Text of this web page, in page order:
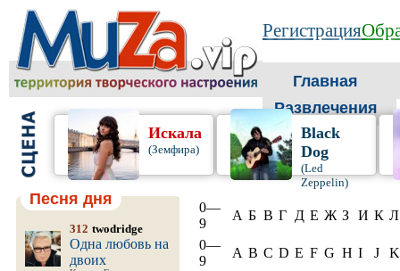
Регистрация
Главная
Развлечения
Искала
(Земфира)
Black
Dog
(Led
Zeppelin)
Песня дня
312 twodridge
Одна любовь на
двоих
0—
9
А Б В Г Д Е Ж З И К Л
0—
9
A B C D E F G H I J
K